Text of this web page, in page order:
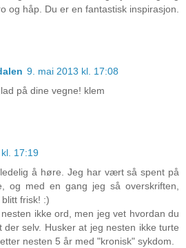
og håp. Du er en fantastisk inspirasjon.
9. mai 2013 kl. 17:08
på dine vegne! klem
17:19
å høre. Jeg har vært så spent på
og med en gang jeg så overskriften,
frisk! :)
ikke ord, men jeg vet hvordan du
selv. Husker at jeg nesten ikke turte
nesten 5 år med "kronisk" sykdom.